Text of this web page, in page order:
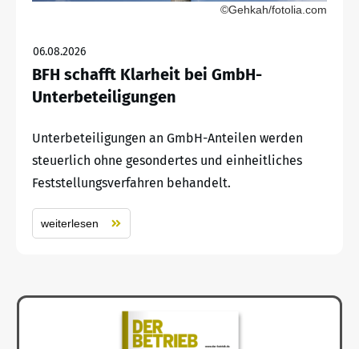
©Gehkah/fotolia.com
06.08.2026
BFH schafft Klarheit bei GmbH-
Unterbeteiligungen
Unterbeteiligungen an GmbH-Anteilen werden
steuerlich ohne gesondertes und einheitliches
Feststellungsverfahren behandelt.
weiterlesen